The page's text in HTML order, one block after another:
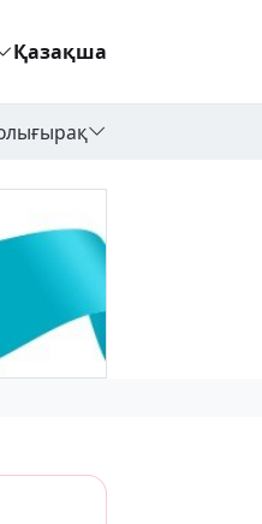
Қазақша